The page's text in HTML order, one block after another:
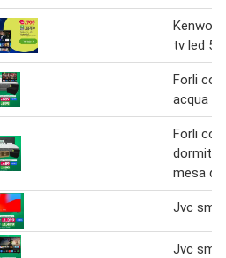
tv led 50"
Forli
acqua
Forli
mesa
Jvc
Jvc